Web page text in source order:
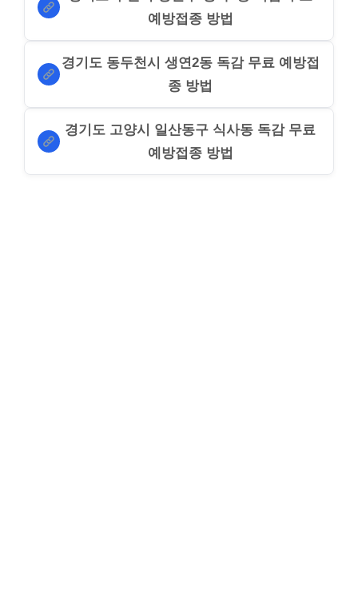
예방접종 방법
경기도 동두천시 생연2동 독감 무료 예방접
종 방법
경기도 고양시 일산동구 식사동 독감 무료
예방접종 방법